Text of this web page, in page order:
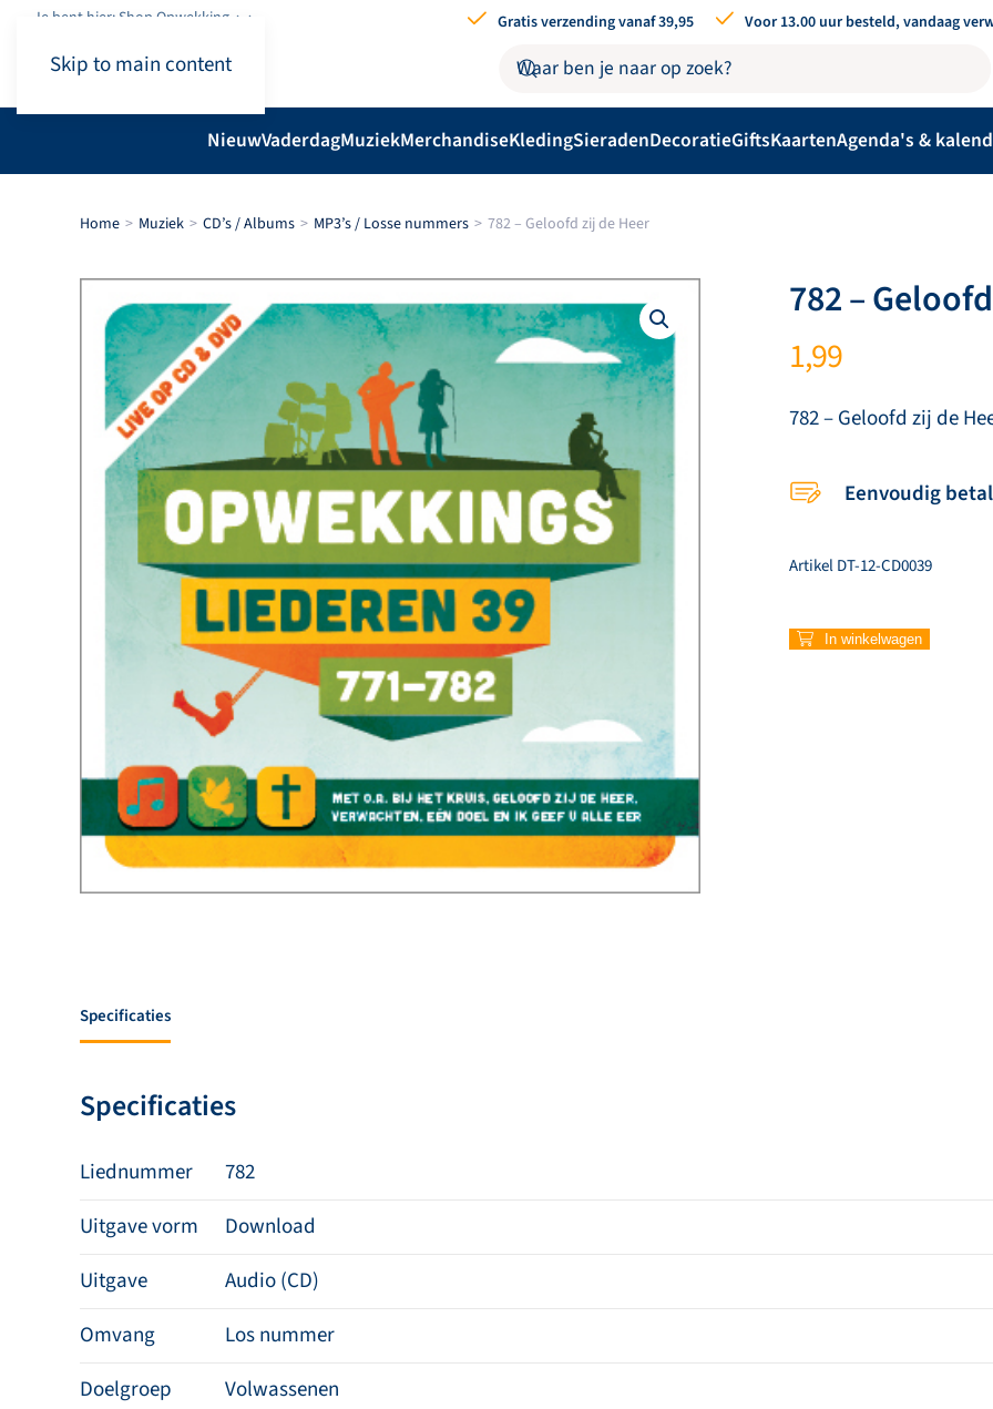
Skip to main content
Je bent hier: Shop.Opwekking Gratis verzending vanaf 39,95 Voor 13.00 uur besteld, vandaag
NieuwVaderdagMuziekMerchandiseKledingSieradenDecoratieGiftsKaartenAgenda's &
Home Muziek CD’s / Albums MP3’s / Losse nummers 782 – Geloofd zij de Heer
782 –
1,99
782 – Geloofd zij de
Eenvoudig
ArtikelDT-12-CD0039
782
–
In winkelwagen
Specificaties
Specificaties
Liednummer
782
Uitgave vorm
Download
Uitgave
Audio (CD)
Omvang
Los nummer
Doelgroep
Volwassenen